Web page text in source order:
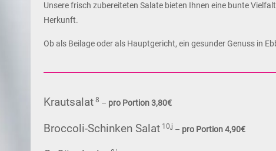
Unsere frisch zubereiteten Salate bieten Ihnen eine bunte
Herkunft.
Ob als Beilage oder als Hauptgericht, ein gesunder Genuss in
Krautsalat 8 – pro Portion 3,80€
Broccoli-Schinken Salat 10,j – pro Portion 4,90€